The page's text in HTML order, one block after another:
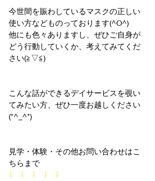
今世間を賑わしているマスクの正しい
使い方などものっております(^O^)
他にも色々ありますし、ぜひご自身が
どう行動していくか、考えてみてくだ
さい(≧▽≦)
こんな話ができるデイサービスを覗い
てみたい方、ぜひ一度お越しください
(*^_^*)
見学・体験・その他お問い合わせはこ
ちらまで
⇩　⇩　⇩　⇩　⇩